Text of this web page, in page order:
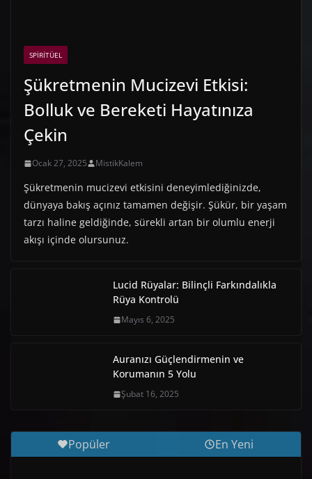
SPIRITÜEL
Şükretmenin Mucizevi Etkisi:
Bolluk ve Bereketi Hayatınıza
Çekin
Ocak 27, 2025 MistikKalem
Şükretmenin mucizevi etkisini deneyimlediğinizde,
dünyaya bakış açınız tamamen değişir. Şükür, bir yaşam
tarzı haline geldiğinde, sürekli artan bir olumlu enerji
akışı içinde olursunuz.
Lucid Rüyalar: Bilinçli Farkındalıkla
Rüya Kontrolü
Mayıs 6, 2025
Auranızı Güçlendirmenin ve
Korumanın 5 Yolu
Şubat 16, 2025
Popüler En Yeni